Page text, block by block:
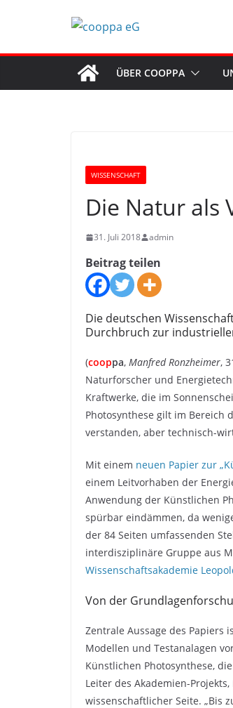
ÜBER COOPPA
WISSENSCHAFT
Die Natur als
31. Juli 2018 admin
Beitrag teilen
Die deutschen
Durchbruch zur
(cooppa, Manfred Ronzheimer,
Naturforscher und
Kraftwerke, die im
Photosynthese gilt im Bereich
verstanden, aber technisch-
Mit einem neuen Papier zur
einem Leitvorhaben der
Anwendung der Künstlichen
spürbar eindämmen, da
der 84 Seiten umfassenden
interdisziplinäre Gruppe aus
Wissenschaftsakademie
Von der
Zentrale Aussage des Papiers
Modellen und Testanalagen
Künstlichen Photosynthese,
Leiter des Akademien-
wissenschaftlicher Seite. „Bis